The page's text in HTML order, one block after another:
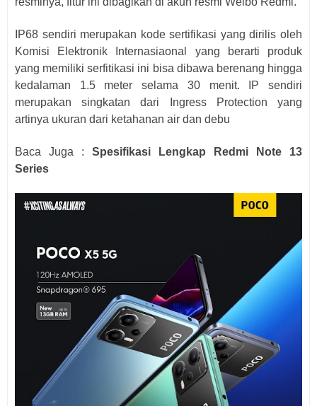
IP68 sendiri merupakan kode sertifikasi yang dirilis oleh
Komisi Elektronik Internasiaonal yang berarti produk
yang memiliki serfitikasi ini bisa dibawa berenang hingga
kedalaman 1.5 meter selama 30 menit. IP sendiri
merupakan singkatan dari Ingress Protection yang
artinya ukuran dari ketahanan air dan debu
Baca Juga : Spesifikasi Lengkap Redmi Note 13
Series